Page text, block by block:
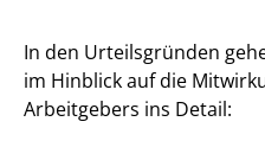
In den Urteilsgründen
im Hinblick auf die
Arbeitgebers ins Detail: